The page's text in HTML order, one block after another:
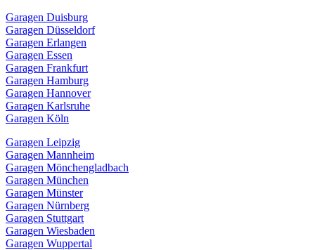
Garagen Duisburg
Garagen Düsseldorf
Garagen Erlangen
Garagen Essen
Garagen Frankfurt
Garagen Hamburg
Garagen Hannover
Garagen Karlsruhe
Garagen Köln
Garagen Leipzig
Garagen Mannheim
Garagen Mönchengladbach
Garagen München
Garagen Münster
Garagen Nürnberg
Garagen Stuttgart
Garagen Wiesbaden
Garagen Wuppertal